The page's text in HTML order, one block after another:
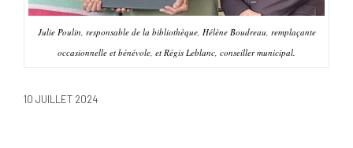
Julie Poulin, responsable de la bibliothèque, Hélène Boudreau, remplaçante
occasionnelle et bénévole, et Régis Leblanc, conseiller municipal.
10 JUILLET 2024